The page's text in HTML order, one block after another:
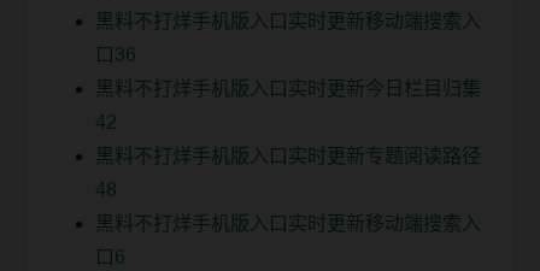
黑料不打烊手机版入口实时更新移动端搜索入
口36
黑料不打烊手机版入口实时更新今日栏目归集
42
黑料不打烊手机版入口实时更新专题阅读路径
48
黑料不打烊手机版入口实时更新移动端搜索入
口6